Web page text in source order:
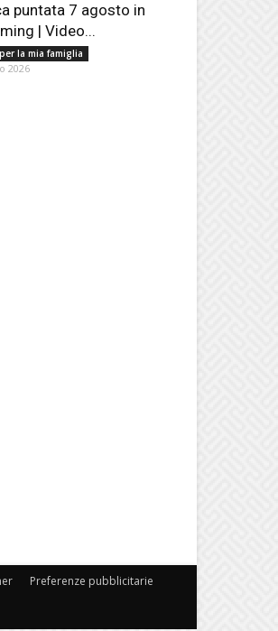
puntata 7 agosto in
| Video...
la mia famiglia
2026
Preferenze pubblicitarie